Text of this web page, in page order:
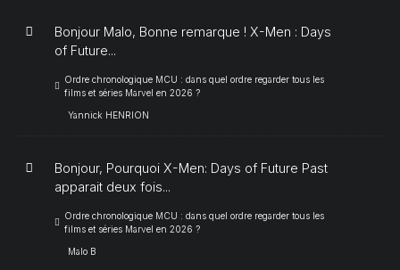
Bonjour Malo, Bonne remarque ! X-Men : Days
of Future...
Ordre chronologique MCU : dans quel ordre regarder tous les
films et séries Marvel en 2026 ?
Yannick HENRION
Bonjour, Pourquoi X-Men: Days of Future Past
apparait deux fois...
Ordre chronologique MCU : dans quel ordre regarder tous les
films et séries Marvel en 2026 ?
Malo B